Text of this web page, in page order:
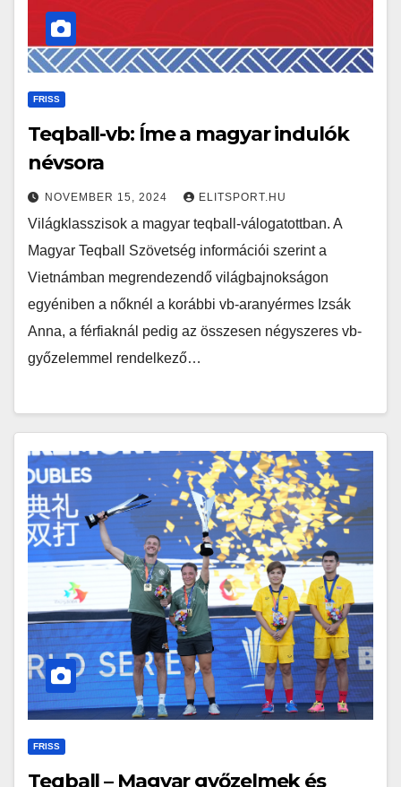
FRISS
Teqball-vb: Íme a magyar indulók
névsora
NOVEMBER 15, 2024 ELITSPORT.HU
Világklasszisok a magyar teqball-válogatottban. A
Magyar Teqball Szövetség információi szerint a
Vietnámban megrendezendő világbajnokságon
egyéniben a nőknél a korábbi vb-aranyérmes Izsák
Anna, a férfiaknál pedig az összesen négyszeres vb-
győzelemmel rendelkező…
FRISS
Teqball – Magyar győzelmek és